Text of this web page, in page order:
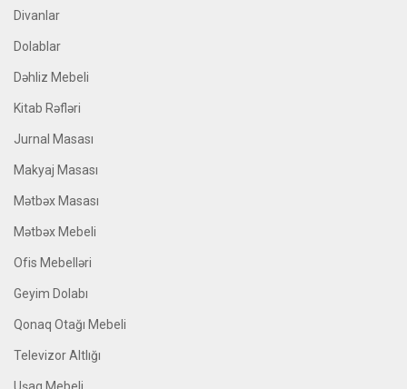
Divanlar
Dolablar
Dəhliz Mebeli
Kitab Rəfləri
Jurnal Masası
Makyaj Masası
Mətbəx Masası
Mətbəx Mebeli
Ofis Mebelləri
Geyim Dolabı
Qonaq Otağı Mebeli
Televizor Altlığı